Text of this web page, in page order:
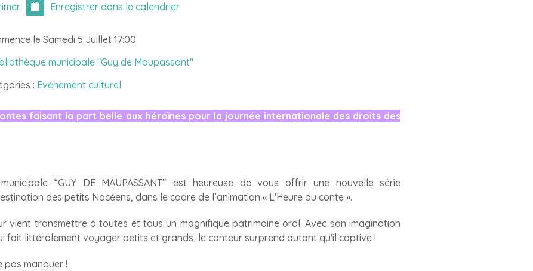
Enregistrer dans le calendrier
le Samedi 5 Juillet 17:00
municipale "Guy de Maupassant"
: Evénement culturel
faisant la part belle aux héroïnes pour la journée internationale des droits des
“GUY DE MAUPASSANT” est heureuse de vous offrir une nouvelle série
des petits Nocéens, dans le cadre de l’animation « L'Heure du conte ».
vient transmettre à toutes et tous un magnifique patrimoine oral. Avec son imagination
fait littéralement voyager petits et grands, le conteur surprend autant qu'il captive !
pas manquer !